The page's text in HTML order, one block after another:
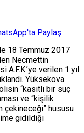
Paylaş
18 Temmuz 2017
Necmettin
A.F.K.’ye verilen 1 yıl
Yüksekova
“kasıtlı bir suç
ve “kişilik
hususu
gidildiği